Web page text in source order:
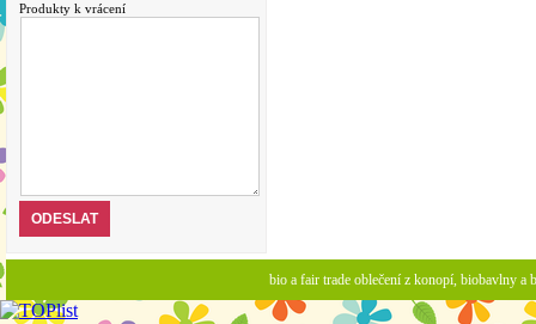
Produkty k vrácení
bio a fair trade oblečení z konopí, biobavlny a